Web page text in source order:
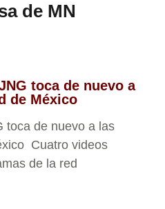
de MN
toca de nuevo a
de México
toca de nuevo a las
Cuatro videos
de la red